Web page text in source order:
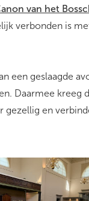
van het
verbonden is
een geslaagde
Daarmee kreeg
en